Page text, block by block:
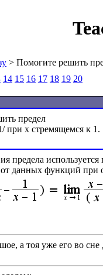
> Помогите решить
14 15 16 17 18 19 20
предел
предела
данных функций при